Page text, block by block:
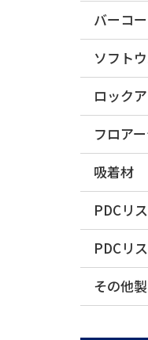
バーコ
ソフト
ロック
フロア
吸着材
PDCリ
PDCリ
その他